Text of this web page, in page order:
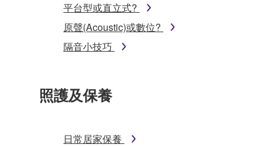
平台型或直立式?
原聲(Acoustic)或數位?
隔音小技巧
照護及保養
日常居家保養